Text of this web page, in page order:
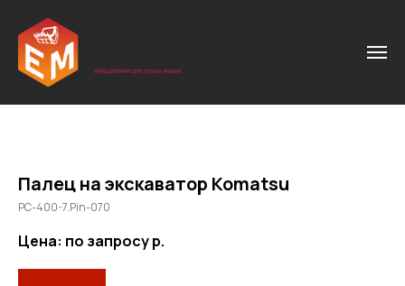
Палец на экскаватор Komatsu
PC-400-7.Pin-070
Цена: по запросур.